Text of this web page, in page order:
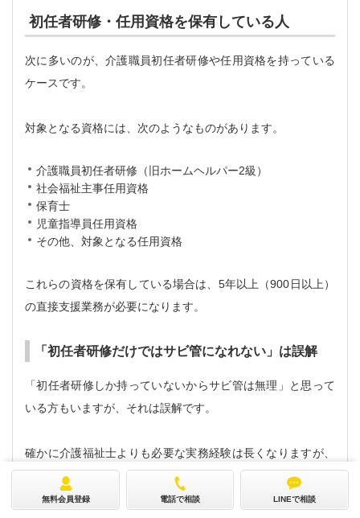
初任者研修・任用資格を保有している人
次に多いのが、介護職員初任者研修や任用資格を持っている
ケースです。
対象となる資格には、次のようなものがあります。
介護職員初任者研修（旧ホームヘルパー2級）
社会福祉主事任用資格
保育士
児童指導員任用資格
その他、対象となる任用資格
これらの資格を保有している場合は、5年以上（900日以上）
の直接支援業務が必要になります。
「初任者研修だけではサビ管になれない」は誤解
「初任者研修しか持っていないからサビ管は無理」と思って
いる方もいますが、それは誤解です。
確かに介護福祉士よりも必要な実務経験は長くなりますが、
条件を満たせば十分にサビ管を目指せます。
無料会員登録 電話で相談 LINEで相談